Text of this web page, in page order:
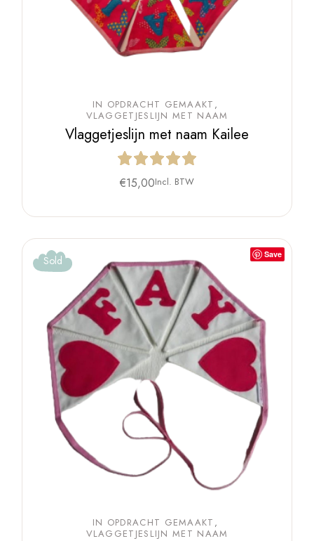
IN OPDRACHT GEMAAKT
VLAGGETJESLIJN MET NAAM
Vlaggetjeslijn met naam Kailee
€15,00Incl. BTW
Save
Sold
IN OPDRACHT GEMAAKT
VLAGGETJESLIJN MET NAAM